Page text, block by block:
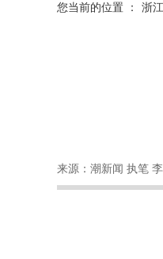
您当前的位置 ： 浙
来源：潮新闻 执笔